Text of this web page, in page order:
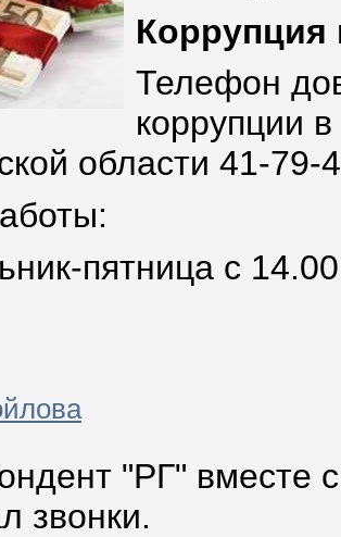
Коррупция
Телефон
коррупции
области 41-79-
пятница с
"РГ" вместе
звонки.